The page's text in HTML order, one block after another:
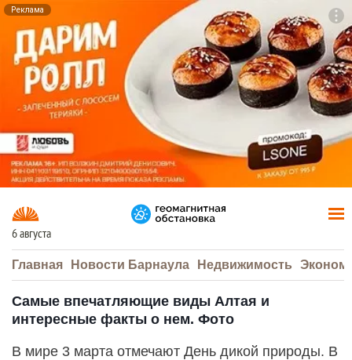
Реклама
6 августа
Главная Новости Барнаула Недвижимость
Самые впечатляющие виды Алтая и
интересные факты о нем. Фото
В мире 3 марта отмечают День дикой природы. В